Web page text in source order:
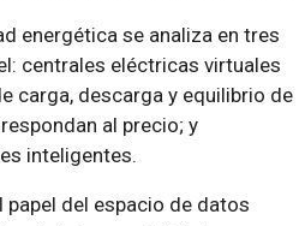
energética se analiza en tres
centrales eléctricas virtuales
carga, descarga y equilibrio de
al precio; y
inteligentes.
del espacio de datos